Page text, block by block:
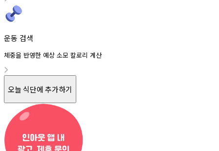
운동 검색
체중을 반영한 예상 소모 칼로리 계산
오늘 식단에 추가하기